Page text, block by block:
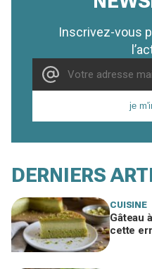
Inscrivez-vous
je
DERNIERS
CUISINE
Gâteau
cette